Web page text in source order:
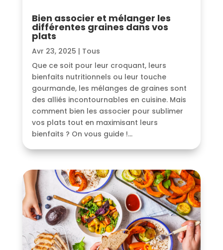
Bien associer et mélanger les
différentes graines dans vos
plats
Avr 23, 2025 | Tous
Que ce soit pour leur croquant, leurs
bienfaits nutritionnels ou leur touche
gourmande, les mélanges de graines sont
des alliés incontournables en cuisine. Mais
comment bien les associer pour sublimer
vos plats tout en maximisant leurs
bienfaits ? On vous guide !...